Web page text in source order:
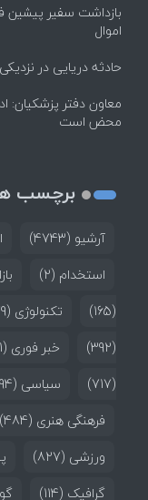
بازداشت سفیر پیشین
اموال
حادثه دریایی در
معاون دفتر
محض است
برچسب
آرشیو (4743)
استخدام (2)
(165)
تکنولوژی (179)
(392)
خبر فوری (11)
(717)
سیاسی (1894)
فرهنگی هنری (484)
ورزشی (827)
گرافیک (114)